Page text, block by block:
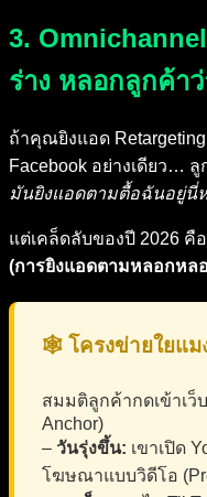
3.
ร่าง หลอกลูกค้า
ถ้าคุณยิงแอด
Facebook อย่างเดียว…
มันยิงแอดตามตื้อฉันอยู่นี่
แต่เคล็ดลับของปี 2026 คื
(การยิงแอดตามหลอกห
🕸️ โครงข่ายใยแ
สมมติลูกค้ากดเข้าเว็
Anchor)
– วันรุ่งขึ้น: เขาเปิด
โฆษณาแบบวิดีโอ